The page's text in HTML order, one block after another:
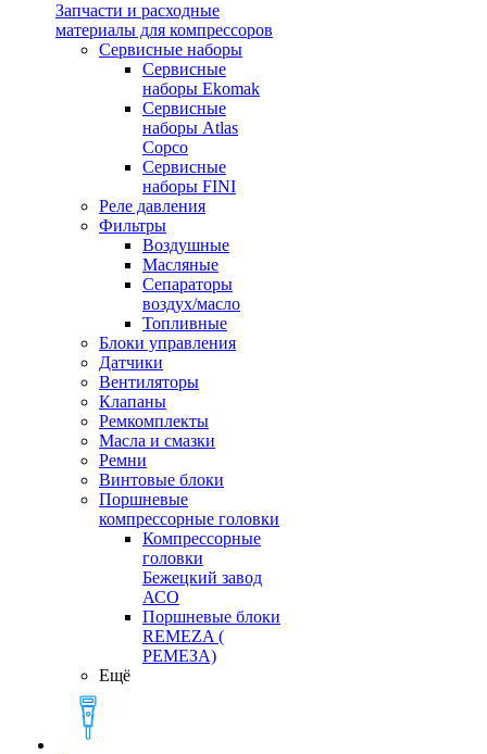
Запчасти и расходные
материалы для компрессоров
Cервисные наборы
Сервисные
наборы Ekomak
Cервисные
наборы Atlas
Copco
Сервисные
наборы FINI
Реле давления
Фильтры
Воздушные
Масляные
Сепараторы
воздух/масло
Топливные
Блоки управления
Датчики
Вентиляторы
Клапаны
Ремкомплекты
Масла и смазки
Ремни
Винтовые блоки
Поршневые
компрессорные головки
Компрессорные
головки
Бежецкий завод
АСО
Поршневые блоки
REMEZA (
РЕМЕЗА)
Ещё